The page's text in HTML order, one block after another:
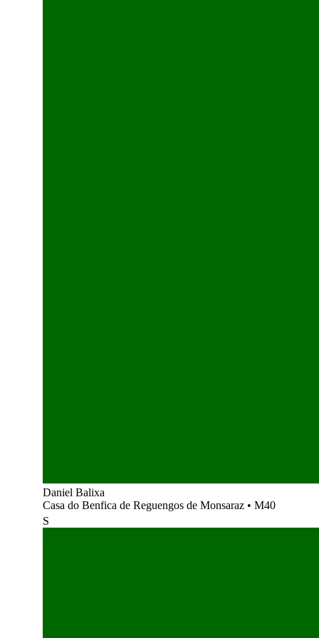
Daniel Balixa
Casa do Benfica de Reguengos de Monsaraz • M40
S